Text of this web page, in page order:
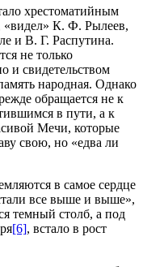
хрестоматийным
«видел» К. Ф. Рылеев,
и В. Г. Распутина.
не только
и свидетельством
народная. Однако
обращается не к
в пути, а к
Мечи, которые
свою, но «едва ли
в самое сердце
все выше и выше»,
темный столб, а под
[6], встало в рост